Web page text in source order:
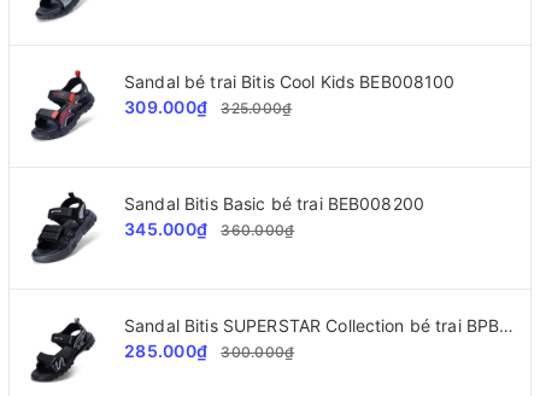
Sandal bé trai Bitis Cool Kids BEB008100
309.000₫
325.000₫
Sandal Bitis Basic bé trai BEB008200
345.000₫
360.000₫
Sandal Bitis SUPERSTAR Collection bé trai BPB002300
285.000₫
300.000₫